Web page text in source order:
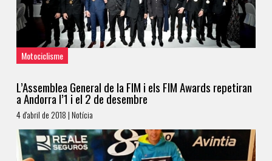
Motociclisme
L’Assemblea General de la FIM i els FIM Awards repetiran
a Andorra l’1 i el 2 de desembre
4 d'abril de 2018 | Notícia